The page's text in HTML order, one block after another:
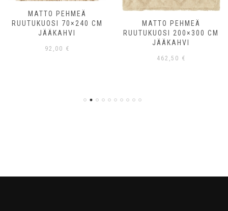
MATTO PEHMEÄ
RUUTUKUOSI 70×240 CM
JÄÄKAHVI
92,00 €
MATTO PEHMEÄ
RUUTUKUOSI 200×300 CM
JÄÄKAHVI
462,50 €